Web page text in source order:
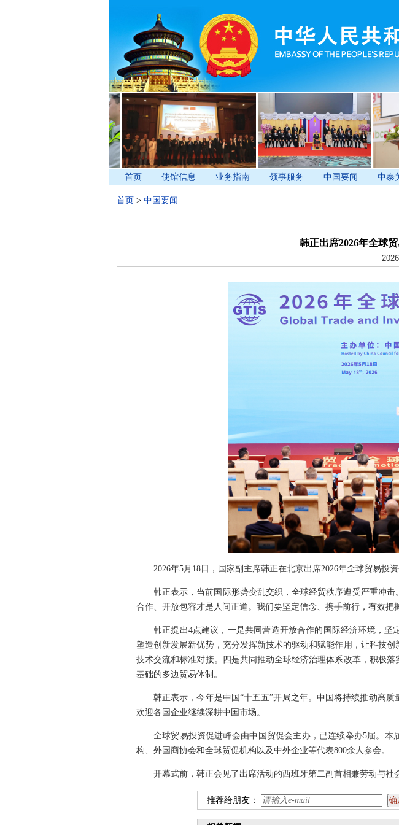
首页 使馆信息 业务指南 领事服务 中国要闻 中泰
首页 > 中国要闻
韩正出席2026年全球
2026年5月18日，国家副主席韩正在北京出席2026年全球贸易投
韩正表示，当前国际形势变乱交织，全球经贸秩序遭受严重冲
合作、开放包容才是人间正道。我们要坚定信念、携手前行，有效把
韩正提出4点建议，一是共同营造开放合作的国际经济环境，
塑造创新发展新优势，充分发挥新技术的驱动和赋能作用，让科技
技术交流和标准对接。四是共同推动全球经济治理体系改革，积极
基础的多边贸易体制。
韩正表示，今年是中国“十五五”开局之年。中国将持续推动高
欢迎各国企业继续深耕中国市场。
全球贸易投资促进峰会由中国贸促会主办，已连续举办5届。
构、外国商协会和全球贸促机构以及中外企业等代表800余人参会。
开幕式前，韩正会见了出席活动的西班牙第二副首相兼劳动与社
推荐给朋友：